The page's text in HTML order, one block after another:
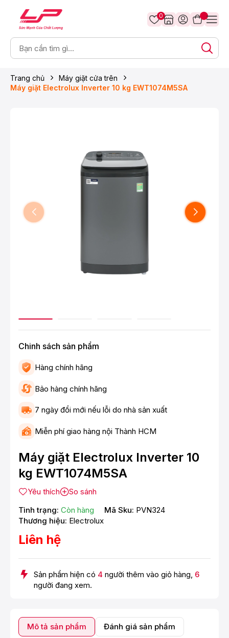
0
Trang chủ
Máy giặt cửa trên
Máy giặt Electrolux Inverter 10 kg EWT1074M5SA
Chinh sách sản phẩm
Hàng chính hãng
Bảo hàng chính hãng
7 ngày đổi mới nếu lỗi do nhà sản xuất
Miễn phí giao hàng nội Thành HCM
Máy giặt Electrolux Inverter 10
kg EWT1074M5SA
Yêu thích
So sánh
Tình trạng: Còn hàng Mã Sku: PVN324
Thương hiệu: Electrolux
Liên hệ
Sản phẩm hiện có 4 người thêm vào giỏ hàng, 6
người đang xem.
Mô tả sản phẩm Đánh giá sản phẩm